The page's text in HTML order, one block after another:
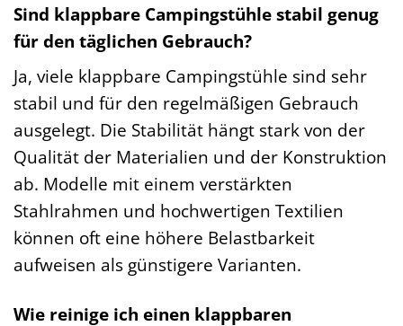
Sind klappbare Campingstühle stabil genug
für den täglichen Gebrauch?
Ja, viele klappbare Campingstühle sind sehr
stabil und für den regelmäßigen Gebrauch
ausgelegt. Die Stabilität hängt stark von der
Qualität der Materialien und der Konstruktion
ab. Modelle mit einem verstärkten
Stahlrahmen und hochwertigen Textilien
können oft eine höhere Belastbarkeit
aufweisen als günstigere Varianten.
Wie reinige ich einen klappbaren